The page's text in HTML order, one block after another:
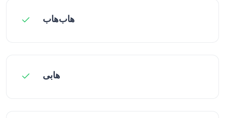
هاب‌هاب
هابی